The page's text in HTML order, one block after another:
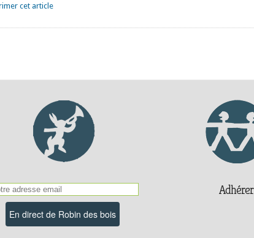
cet article
Adhérer